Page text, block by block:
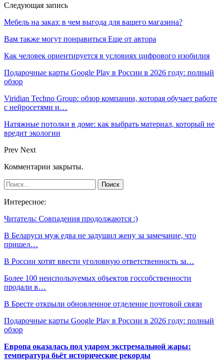
Следующая запись
Мебель на заказ: в чем выгода для вашего магазина?
Вам также могут понравиться Еще от автора
Как человек ориентируется в условиях цифрового изобилия
Подарочные карты Google Play в России в 2026 году: полный
обзор
Viridian Techno Group: обзор компании, которая обучает работе
с нейросетями и…
Натяжные потолки в доме: как выбрать материал, который не
вредит экологии
Prev Next
Комментарии закрыты.
Интересное:
Читатель: Совпадения продолжаются :)
В Беларуси муж едва не задушил жену за замечание, что
пришел…
В России хотят ввести уголовную ответственность за…
Более 100 неиспользуемых объектов госсобственности
продали в…
В Бресте открыли обновленное отделение почтовой связи
Подарочные карты Google Play в России в 2026 году: полный
обзор
Европа оказалась под ударом экстремальной жары:
температура бьёт исторические рекорды